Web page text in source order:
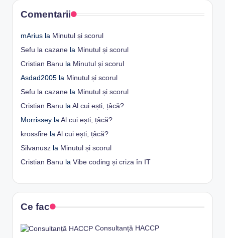
Comentarii
mArius la Minutul și scorul
Sefu la cazane la Minutul și scorul
Cristian Banu la Minutul și scorul
Asdad2005 la Minutul și scorul
Sefu la cazane la Minutul și scorul
Cristian Banu la Al cui ești, țâcă?
Morrissey la Al cui ești, țâcă?
krossfire la Al cui ești, țâcă?
Silvanusz la Minutul și scorul
Cristian Banu la Vibe coding și criza în IT
Ce fac
Consultanță HACCP